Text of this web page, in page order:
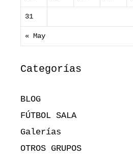
« May
31
Categorías
BLOG
FÚTBOL SALA
Galerías
OTROS GRUPOS